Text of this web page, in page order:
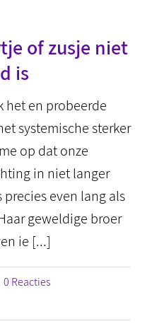
of zusje niet
is
het en probeerde
systemische sterker
op dat onze
in niet langer
precies even lang als
geweldige broer
ie [...]
0 Reacties